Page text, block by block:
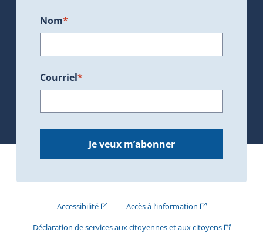
Nom*
Courriel*
Je veux m’abonner
Accessibilité(Cet hyperlien externe s'ouvrira dans une
Accès à l’information(Cet hyperlien
Déclaration de services aux citoyennes et aux citoyens(Cet